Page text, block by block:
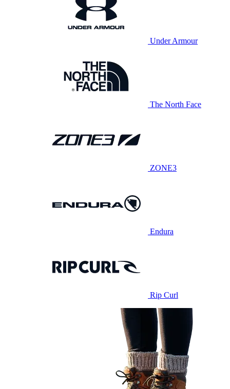
Under Armour
The North Face
ZONE3
Endura
Rip Curl